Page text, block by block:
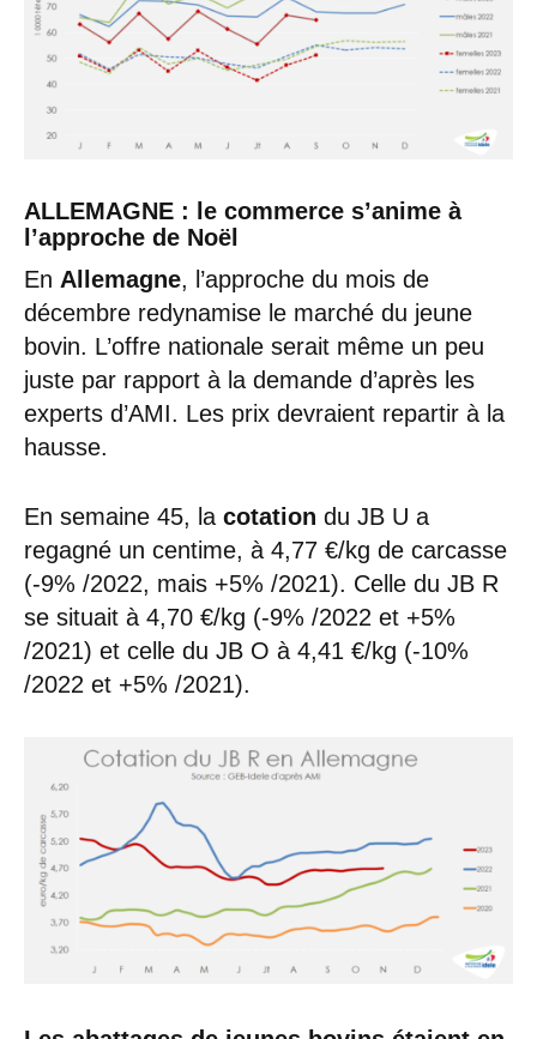
ALLEMAGNE : le commerce s’anime à
l’approche de Noël
En Allemagne, l’approche du mois de
décembre redynamise le marché du jeune
bovin. L’offre nationale serait même un peu
juste par rapport à la demande d’après les
experts d’AMI. Les prix devraient repartir à la
hausse.
En semaine 45, la cotation du JB U a
regagné un centime, à 4,77 €/kg de carcasse
(-9% /2022, mais +5% /2021). Celle du JB R
se situait à 4,70 €/kg (-9% /2022 et +5%
/2021) et celle du JB O à 4,41 €/kg (-10%
/2022 et +5% /2021).